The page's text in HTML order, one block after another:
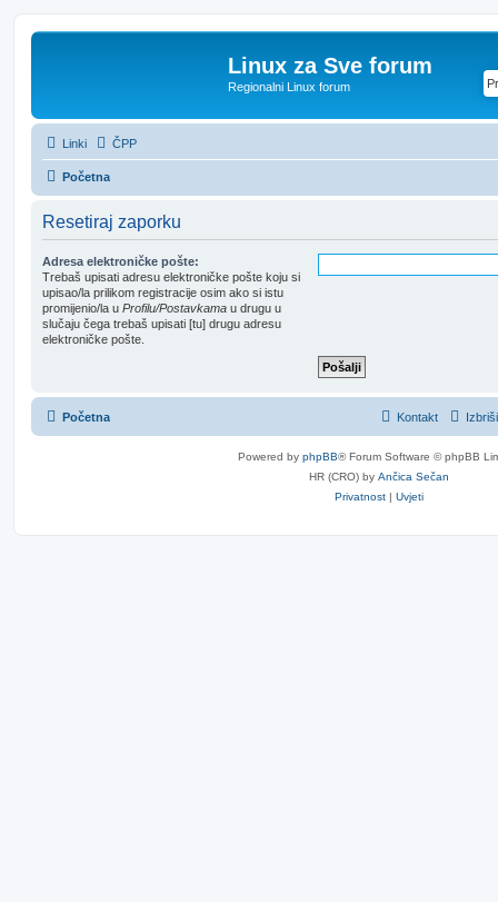
Linux za Sve forum
Regionalni Linux forum
Linki ČPP
Početna
Resetiraj zaporku
Adresa elektroničke pošte:
Trebaš upisati adresu elektroničke pošte koju si
upisao/la prilikom registracije osim ako si istu
promijenio/la u Profilu/Postavkama u drugu u
slučaju čega trebaš upisati [tu] drugu adresu
elektroničke pošte.
Početna Kontakt
Powered by phpBB® Forum Software © phpBB
HR (CRO) by Ančica Sečan
Privatnost| Uvjeti